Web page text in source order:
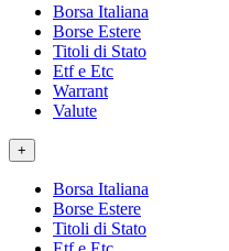
Borsa Italiana
Borse Estere
Titoli di Stato
Etf e Etc
Warrant
Valute
+
Borsa Italiana
Borse Estere
Titoli di Stato